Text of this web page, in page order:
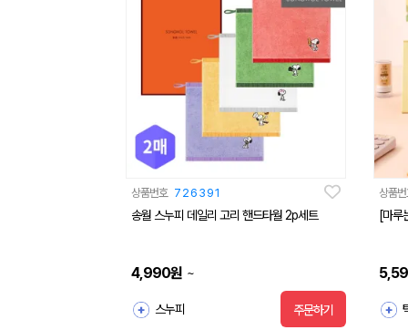
상품번호 726391
송월 스누피 데일리 고리 핸드타월 2p세트
4,990원 ~
스누피 주문하기
상품
[마루